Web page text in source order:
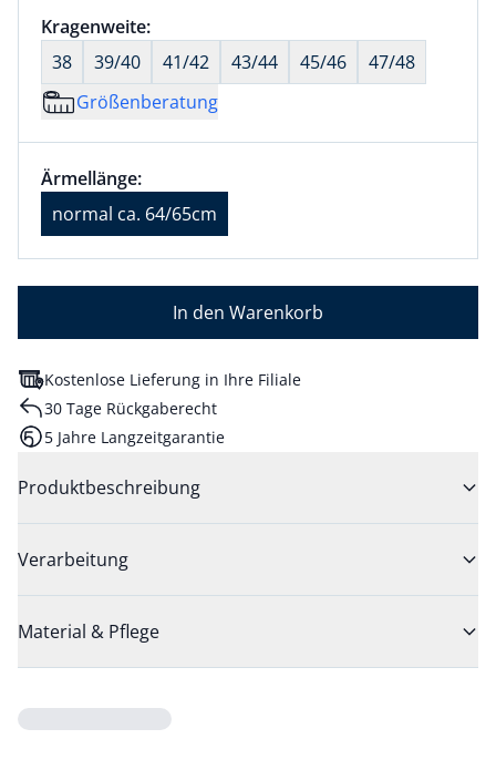
Größenauswahl:
Kragenweite:nichts ausgewählt
38
39/40 41/42 43/44 45/46
47/48
Größenberatung
Größenauswahl:
Ärmellänge:aktuell ausgewählt: normal ca. 64/65cm
Ärmellänge normal ca. 64/65cm ausgewählt
normal ca. 64/65cm
In den Warenkorb
Kostenlose Lieferung in Ihre Filiale
30 Tage Rückgaberecht
5 Jahre Langzeitgarantie
Produktbeschreibung
Verarbeitung
Material & Pflege